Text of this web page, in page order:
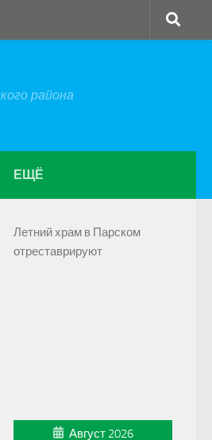
района
ЕЩЁ
Летний храм в Парском
отреставрируют
Август 2026